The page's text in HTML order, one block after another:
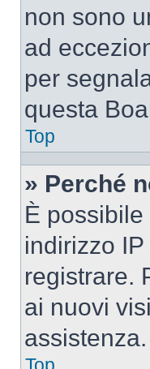
non sono
ad
per
questa
Top
» Perché
È
indirizzo
registrare.
ai nuovi
assistenza.